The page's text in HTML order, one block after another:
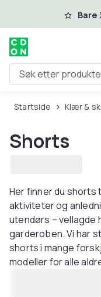
Hopp til Bare
Søk etter produkter
Startside Klær &
Shorts
Her finner du shorts
aktiviteter og
utendørs – vellagde
garderoben. Vi har
shorts i mange
modeller for alle